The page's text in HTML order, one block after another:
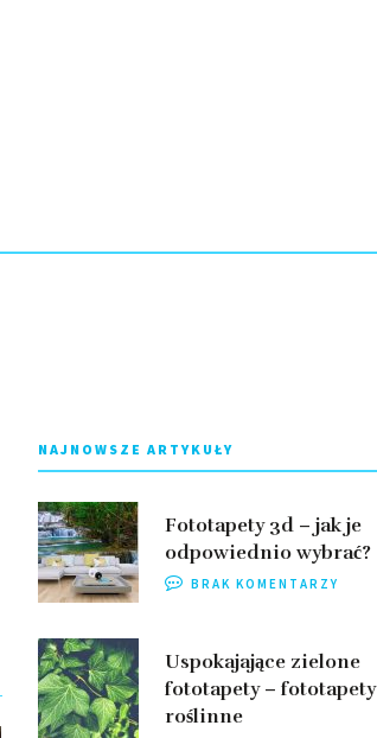
NAJNOWSZE ARTYKUŁY
Fototapety 3d – jak je
odpowiednio wybrać?
BRAK KOMENTARZY
Uspokajające zielone
fototapety – fototapety
roślinne